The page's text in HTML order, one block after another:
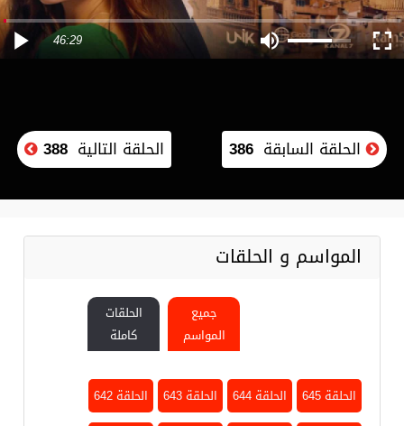
46:29
الحلقة السابقة 386 الحلقة التالية 388
المواسم و الحلقات
جميع
المواسم
الحلقات
كاملة
الحلقة 645 الحلقة 644 الحلقة 643
الحلقة 642